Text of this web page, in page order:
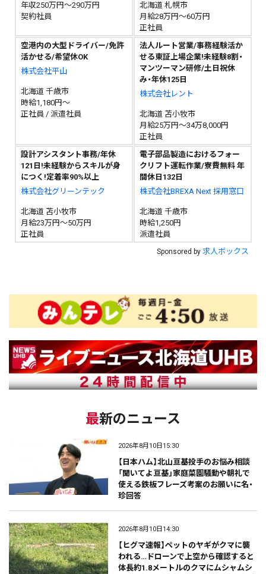
年収250万円～290万円
契約社員
北海道 札幌市
月給28万円～60万円
正社員
空港内の大型ドライバー/免許
活かせる/希望休OK
株式会社平山
北海道 千歳市
時給1,180円～
正社員 / 派遣社員
法人ルート営業/事務経験活か
せる東証上場企業!未経験8割・
マンツーマン研修/土日祝休
み・年休125日
株式会社レント
北海道 苫小牧市
月給25万円～34万8,000円
正社員
設計アシスタント事務/年休
121日!未経験からスキルが身
につく!定着率90%以上
株式会社グリーンテック
北海道 苫小牧市
月給23万円～50万円
正社員
電子部品製造におけるフォー
クリフト運転作業/寮費無料 年
間休日132日
株式会社BREXA Next 採用窓口
北海道 千歳市
時給1,250円
派遣社員
Sponsored by 求人ボックス
最新のニュース
2026年8月10日15:30
【日本ハム】北山亘基投手のお悩み相談
「聞いてよ亘基」家庭菜園騒動や朝礼で
使える鉄板フレーズ考案のお願いに名・
珍回答
2026年8月10日14:30
【ヒグマ速報】ペットのヤギがクマに襲
われる…ドローンで上空から確認すると
体長約1.8メートルのクマにムシャムシ